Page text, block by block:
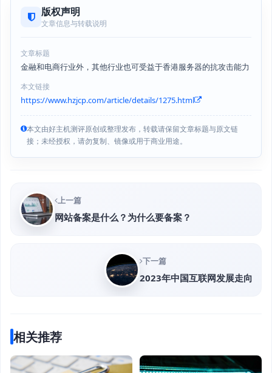
版权声明
文章信息与转载说明
文章标题
金融和电商行业外，其他行业也可受益于香港服务器的抗攻击能力
本文链接
https://www.hzjcp.com/article/details/1275.html
本文由好主机测评原创或整理发布，转载请保留文章标题与原文链
接；未经授权，请勿复制、镜像或用于商业用途。
上一篇
网站备案是什么？为什么要备案？
下一篇
2023年中国互联网发展走向
相关推荐